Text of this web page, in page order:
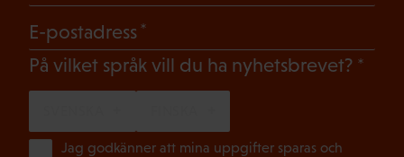
E-postadress
På vilket språk vill du ha nyhetsbrevet?
Jag godkänner att mina uppgifter sparas och